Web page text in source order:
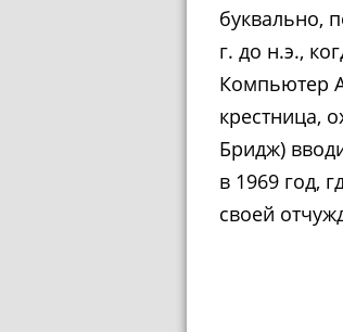
буквально,
г. до н.э.,
Компьютер
крестница,
Бридж)
в 1969 год,
своей